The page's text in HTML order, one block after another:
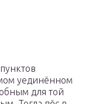
уединённом
для той